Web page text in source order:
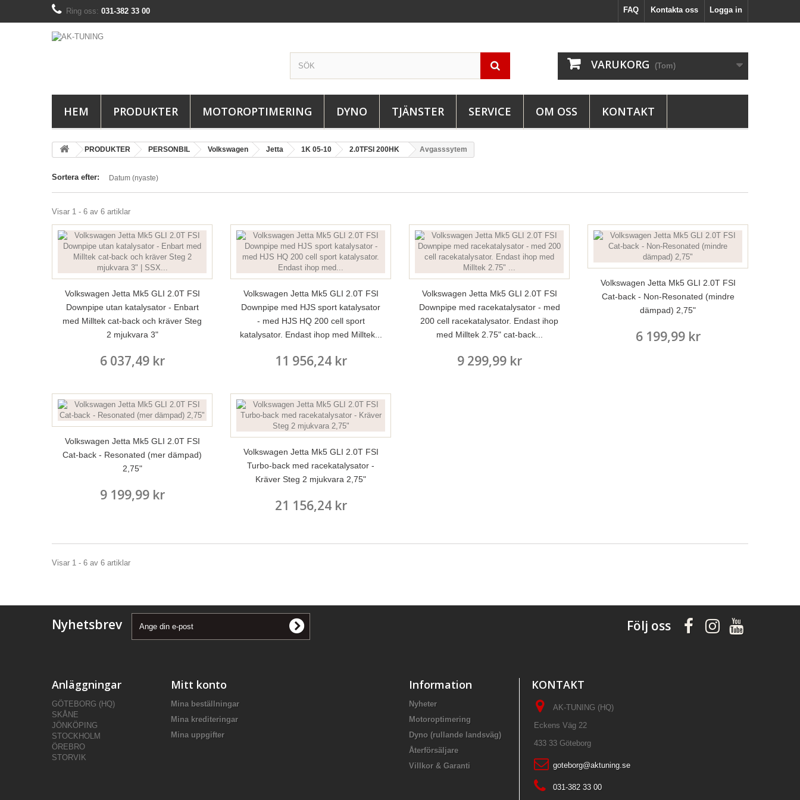
Logga in
Kontakta oss
FAQ
Ring oss: 031-382 33 00
VARUKORG (Tom)
HEM PRODUKTER MOTOROPTIMERING DYNO TJÄNSTER SERVICE OM OSS KONTAKT
PRODUKTER PERSONBIL Volkswagen Jetta 1K 05-10 2.0TFSI 200HK Avgasssytem
Sortera efter: Datum (nyaste)
Visar 1 - 6 av 6 artiklar
Volkswagen Jetta Mk5 GLI 2.0T FSI
Downpipe utan katalysator - Enbart
med Milltek cat-back och kräver Steg
2 mjukvara 3"
6 037,49 kr
Volkswagen Jetta Mk5 GLI 2.0T FSI
Downpipe med HJS sport katalysator
- med HJS HQ 200 cell sport
katalysator. Endast ihop med Milltek...
11 956,24 kr
Volkswagen Jetta Mk5 GLI 2.0T FSI
Downpipe med racekatalysator - med
200 cell racekatalysator. Endast ihop
med Milltek 2.75" cat-back...
9 299,99 kr
Volkswagen Jetta Mk5 GLI 2.0T FSI
Cat-back - Non-Resonated (mindre
dämpad) 2,75"
6 199,99 kr
Volkswagen Jetta Mk5 GLI 2.0T FSI
Cat-back - Resonated (mer dämpad)
2,75"
9 199,99 kr
Volkswagen Jetta Mk5 GLI 2.0T FSI
Turbo-back med racekatalysator -
Kräver Steg 2 mjukvara 2,75"
21 156,24 kr
Visar 1 - 6 av 6 artiklar
Nyhetsbrev Följ oss
Anläggningar
GÖTEBORG (HQ)
SKÅNE
JÖNKÖPING
STOCKHOLM
ÖREBRO
STORVIK
Mitt konto
Mina beställningar
Mina krediteringar
Mina uppgifter
Information
Nyheter
Motoroptimering
Dyno (rullande landsväg)
Återförsäljare
Villkor & Garanti
KONTAKT
AK-TUNING (HQ)
Eckens Väg 22
433 33 Göteborg
goteborg@aktuning.se
031-382 33 00